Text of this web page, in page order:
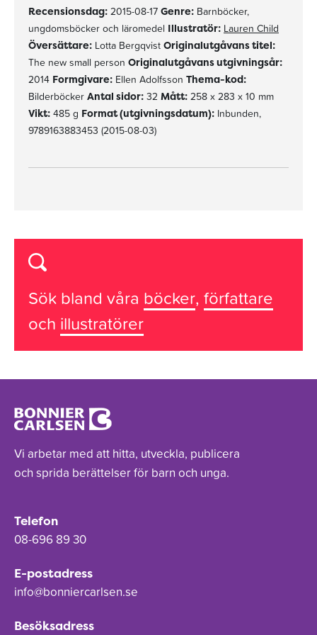
Recensionsdag: 2015-08-17 Genre: Barnböcker,
ungdomsböcker och läromedel Illustratör: Lauren Child
Översättare: Lotta Bergqvist Originalutgåvans titel:
The new small person Originalutgåvans utgivningsår:
2014 Formgivare: Ellen Adolfsson Thema-kod:
Bilderböcker Antal sidor: 32 Mått: 258 x 283 x 10 mm
Vikt: 485 g Format (utgivningsdatum): Inbunden,
9789163883453 (2015-08-03)
Sök bland våra böcker, författare
och illustratörer
Vi arbetar med att hitta, utveckla, publicera
och sprida berättelser för barn och unga.
Telefon
08-696 89 30
E-postadress
info@bonniercarlsen.se
Besöksadress